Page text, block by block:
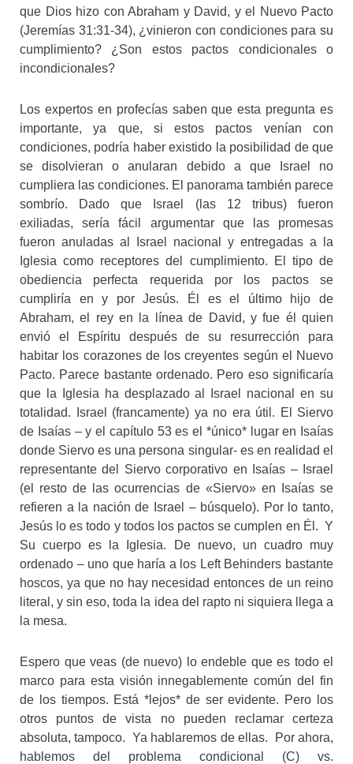
que Dios hizo con Abraham y David, y el Nuevo Pacto
(Jeremías 31:31-34), ¿vinieron con condiciones para su
cumplimiento? ¿Son estos pactos condicionales o
incondicionales?
Los expertos en profecías saben que esta pregunta es
importante, ya que, si estos pactos venían con
condiciones, podría haber existido la posibilidad de que
se disolvieran o anularan debido a que Israel no
cumpliera las condiciones. El panorama también parece
sombrío. Dado que Israel (las 12 tribus) fueron
exiliadas, sería fácil argumentar que las promesas
fueron anuladas al Israel nacional y entregadas a la
Iglesia como receptores del cumplimiento. El tipo de
obediencia perfecta requerida por los pactos se
cumpliría en y por Jesús. Él es el último hijo de
Abraham, el rey en la línea de David, y fue él quien
envió el Espíritu después de su resurrección para
habitar los corazones de los creyentes según el Nuevo
Pacto. Parece bastante ordenado. Pero eso significaría
que la Iglesia ha desplazado al Israel nacional en su
totalidad. Israel (francamente) ya no era útil. El Siervo
de Isaías – y el capítulo 53 es el *único* lugar en Isaías
donde Siervo es una persona singular- es en realidad el
representante del Siervo corporativo en Isaías – Israel
(el resto de las ocurrencias de «Siervo» en Isaías se
refieren a la nación de Israel – búsquelo). Por lo tanto,
Jesús lo es todo y todos los pactos se cumplen en Él. Y
Su cuerpo es la Iglesia. De nuevo, un cuadro muy
ordenado – uno que haría a los Left Behinders bastante
hoscos, ya que no hay necesidad entonces de un reino
literal, y sin eso, toda la idea del rapto ni siquiera llega a
la mesa.
Espero que veas (de nuevo) lo endeble que es todo el
marco para esta visión innegablemente común del fin
de los tiempos. Está *lejos* de ser evidente. Pero los
otros puntos de vista no pueden reclamar certeza
absoluta, tampoco. Ya hablaremos de ellas. Por ahora,
hablemos del problema condicional (C) vs.